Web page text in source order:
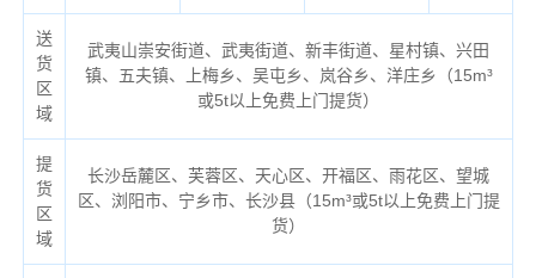
送
货
区
域
武夷山崇安街道、武夷街道、新丰街道、星村镇、兴田
镇、五夫镇、上梅乡、吴屯乡、岚谷乡、洋庄乡（15m³
或5t以上免费上门提货）
提
货
区
域
长沙岳麓区、芙蓉区、天心区、开福区、雨花区、望城
区、浏阳市、宁乡市、长沙县（15m³或5t以上免费上门提
货）